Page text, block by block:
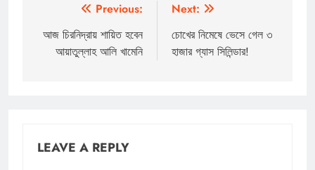
navigation
Previous:
আজ চিরনিদ্রায় শায়িত হবেন
আয়াতুল্লাহ আলি খামেনি
Next:
চোখের নিমেষে ভেসে গেল ৩
হাজার গ্যাস সিলিন্ডার!
LEAVE A REPLY